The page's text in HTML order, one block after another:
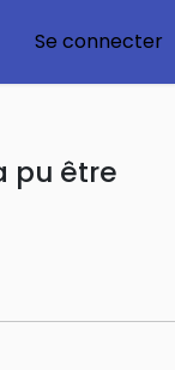
Se connecter
pu être